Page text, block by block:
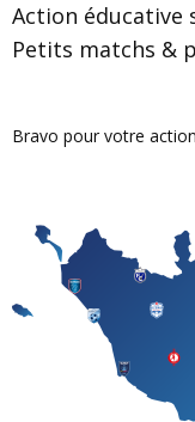
Action
Petits matchs &
Bravo pour votre